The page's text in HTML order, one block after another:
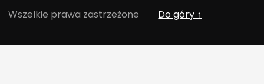
Wszelkie prawa zastrzeżone Do góry ↑